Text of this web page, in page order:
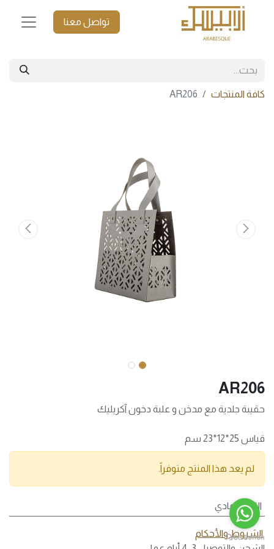
تواصل معنا
كافة المنتجات AR206
AR206
حقيبة جلدية مع مدخن و علبة دخون آكريليك
قياس 25*12*23 سم
لم يعد هذا المنتج متوفراً.
اللون:رمادي
الشروط والأحكام